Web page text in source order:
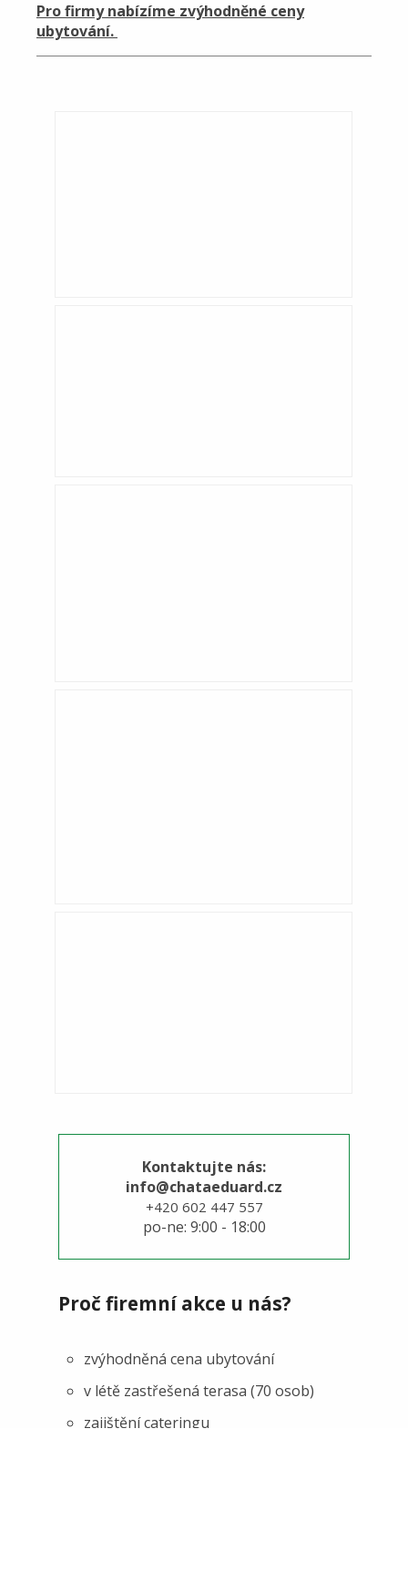
Pro firmy nabízíme zvýhodněné ceny
ubytování.
Kontaktujte nás:
info@chataeduard.cz
+420 602 447 557
po-ne: 9:00 - 18:00
Proč firemní akce u nás?
zvýhodněná cena ubytování
v létě zastřešená terasa (70 osob)
zajištění cateringu